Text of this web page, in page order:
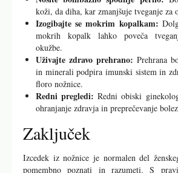
Sprememba barve:Izcedek, ki je
rumen, zelen ali rjav, lahko nakazuje
Neprijeten vonj:
Močan vonj po
okužbe ali drugih težav.
Srbenje ali pekoče občutke:Ti
na glivično okužbo ali bakterijsko
Neobičajna količina:
Če izcedek
obilna, bi to lahko bilo zaskrbljujoče.
Kako skrbeti za
Ohranjanje zdrave nožnice in izcedka je
splošno zdravje ženske. Tukaj je nekaj
nego: